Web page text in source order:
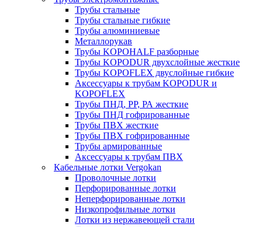
Трубы стальные
Трубы стальные гибкие
Трубы алюминиевые
Металлорукав
Трубы KOPOHALF разборные
Трубы KOPODUR двухслойные жесткие
Трубы KOPOFLEX двуслойные гибкие
Аксессуары к трубам KOPODUR и
KOPOFLEX
Трубы ПНД, РР, РА жесткие
Трубы ПНД гофрированные
Трубы ПВХ жесткие
Трубы ПВХ гофрированные
Трубы армированные
Аксессуары к трубам ПВХ
Кабельные лотки Vergokan
Проволочные лотки
Перфорированные лотки
Неперфорированные лотки
Низкопрофильные лотки
Лотки из нержавеющей стали